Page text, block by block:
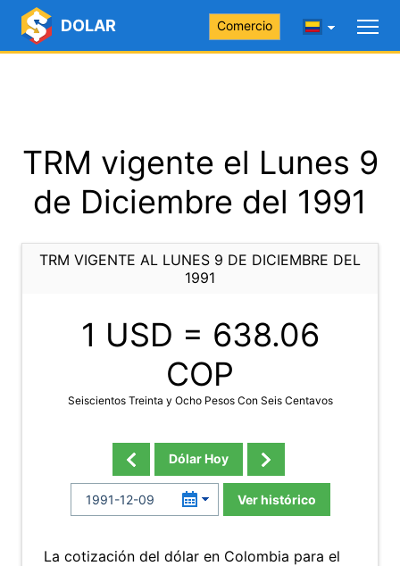
DOLAR Comercio
TRM vigente el Lunes 9
de Diciembre del 1991
TRM VIGENTE AL LUNES 9 DE DICIEMBRE DEL
1991
1 USD = 638.06
COP
Seiscientos Treinta y Ocho Pesos Con Seis Centavos
Dólar Hoy
Ver histórico
La cotización del dólar en Colombia para el